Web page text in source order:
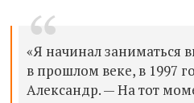
«Я начинал заниматься
в прошлом веке, в 1997
Александр. — На тот